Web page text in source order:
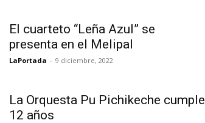
El cuarteto “Leña Azul” se
presenta en el Melipal
LaPortada - 9 diciembre, 2022
La Orquesta Pu Pichikeche cumple
12 años